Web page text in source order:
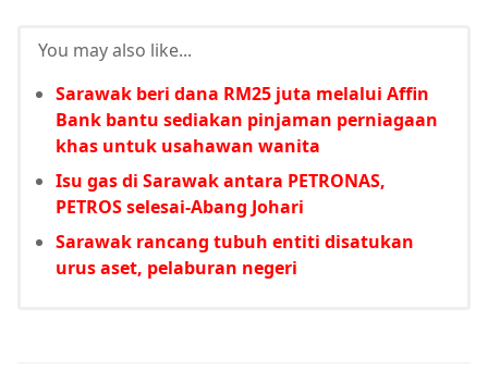
You may also like...
Sarawak beri dana RM25 juta melalui Affin
Bank bantu sediakan pinjaman perniagaan
khas untuk usahawan wanita
Isu gas di Sarawak antara PETRONAS,
PETROS selesai-Abang Johari
Sarawak rancang tubuh entiti disatukan
urus aset, pelaburan negeri